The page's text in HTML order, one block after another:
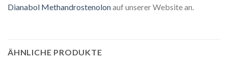
Dianabol Methandrostenolonauf unserer Website an.
ÄHNLICHE PRODUKTE